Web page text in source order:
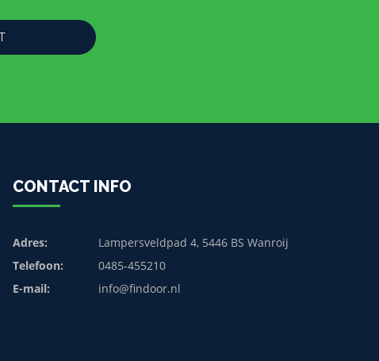
CONTACT INFO
Adres:
Lampersveldpad 4, 5446 BS Wanroij
Telefoon:
0485-455210
E-mail:
info@findoor.nl